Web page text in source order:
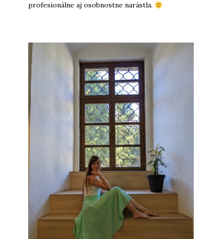
profesionálne aj osobnostne narástla.